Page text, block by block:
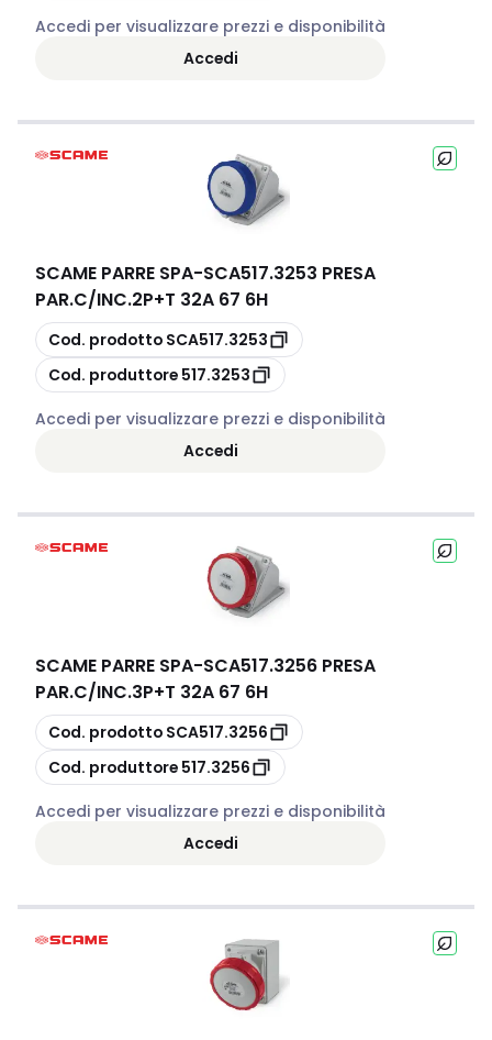
Accedi per visualizzare prezzi e disponibilità
Accedi
SCAME PARRE SPA-SCA517.3253 PRESA
PAR.C/INC.2P+T 32A 67 6H
copia
Cod. prodotto SCA517.3253
copia
Cod. produttore 517.3253
Accedi per visualizzare prezzi e disponibilità
Accedi
SCAME PARRE SPA-SCA517.3256 PRESA
PAR.C/INC.3P+T 32A 67 6H
copia
Cod. prodotto SCA517.3256
copia
Cod. produttore 517.3256
Accedi per visualizzare prezzi e disponibilità
Accedi